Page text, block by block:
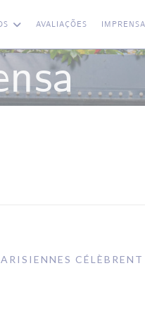
AVALIAÇÕES IMPRENSA